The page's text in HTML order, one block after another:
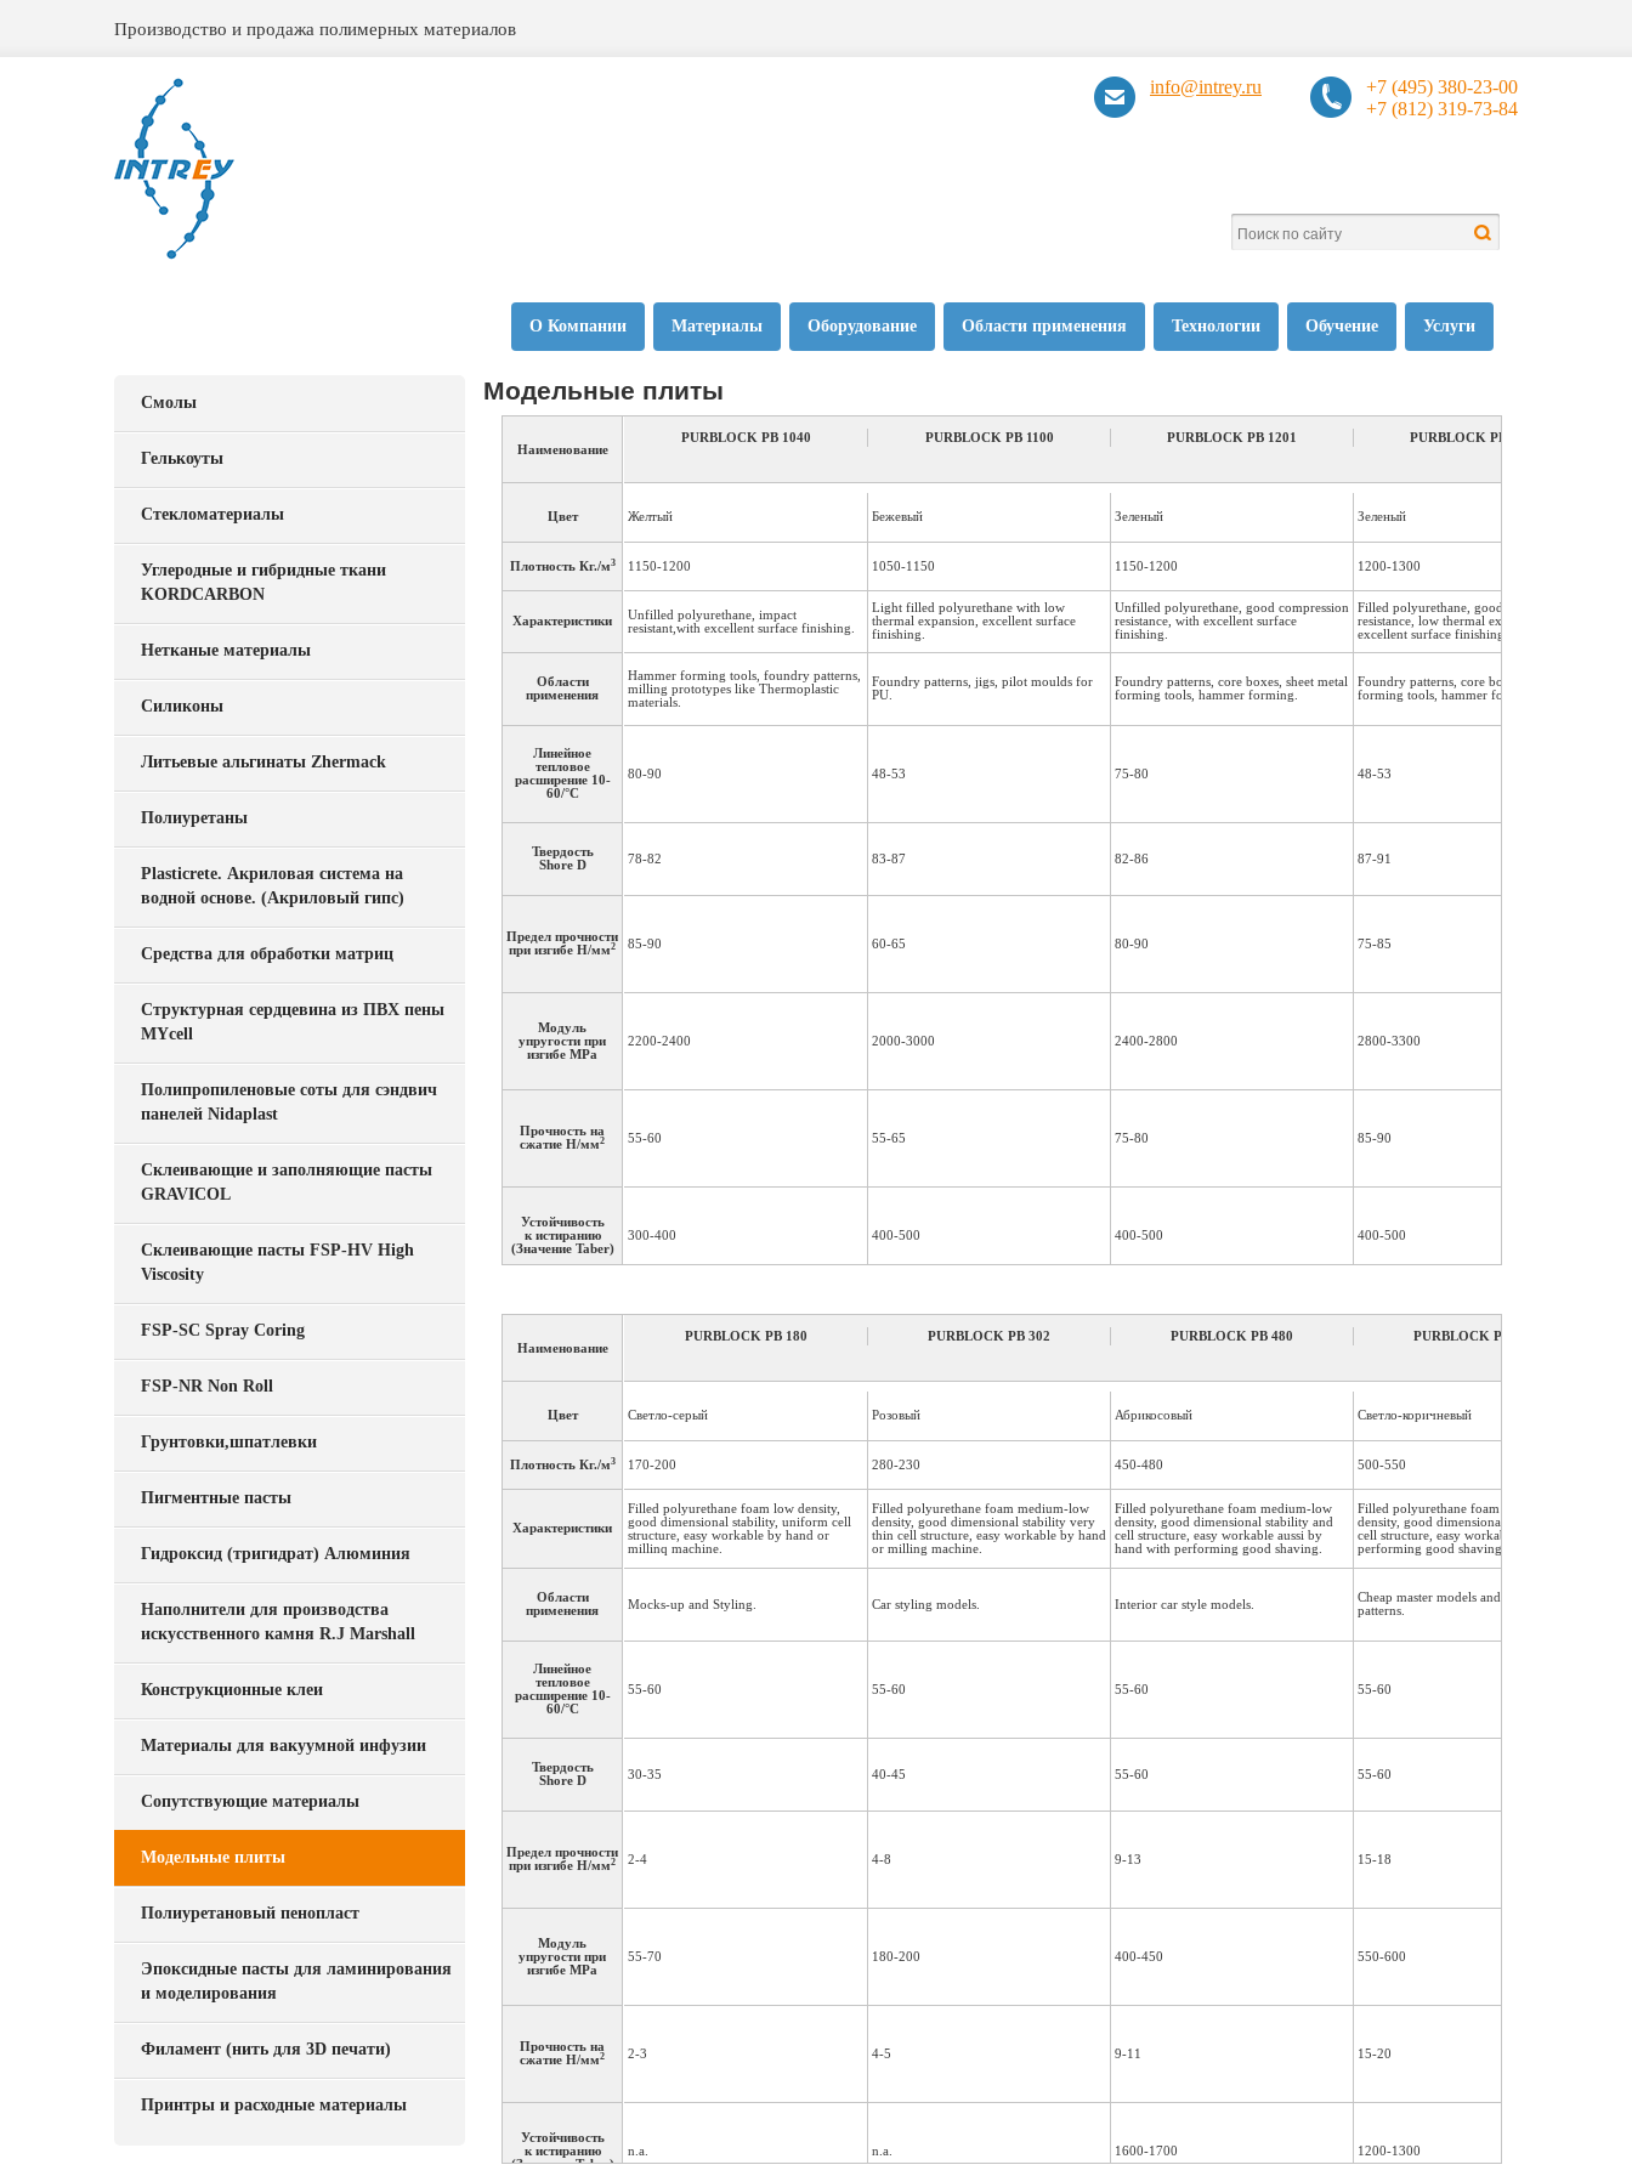
Производство и продажа полимерных материалов
+7 (495) 380-23-00
+7 (812) 319-73-84
info@intrey.ru
О Компании Материалы Оборудование Области применения Технологии Обучение Услуги
Смолы
Гелькоуты
Стекломатериалы
Углеродные и гибридные ткани
KORDCARBON
Нетканые материалы
Силиконы
Литьевые альгинаты Zhermack
Полиуретаны
Plasticrete. Акриловая система на
водной основе. (Акриловый гипс)
Средства для обработки матриц
Структурная сердцевина из ПВХ пены
MYcell
Полипропиленовые соты для сэндвич
панелей Nidaplast
Склеивающие и заполняющие пасты
GRAVICOL
Склеивающие пасты FSP-HV High
Viscosity
FSP-SC Spray Coring
FSP-NR Non Roll
Грунтовки,шпатлевки
Пигментные пасты
Гидроксид (тригидрат) Алюминия
Наполнители для производства
искусственного камня R.J Marshall
Конструкционные клеи
Материалы для вакуумной инфузии
Сопутствующие материалы
Модельные плиты
Полиуретановый пенопласт
Эпоксидные пасты для ламинирования
и моделирования
Филамент (нить для 3D печати)
Принтры и расходные материалы
Модельные плиты
Наименование
Цвет
Плотность Кг./м3
Характеристики
Области
применения
Линейное
тепловое
расширение 10-
60/°C
Твердость
Shore D
Предел прочности
при изгибе Н/мм2
Модуль
упругости при
изгибе MPa
Прочность на
сжатие Н/мм2
Устойчивость
к истиранию
(Значение Taber)
May be bonded
PURBLOCK PB 1040 PURBLOCK PB 1100 PURBLOCK PB 1201 PURBLOCK PB 1250
Желтый Бежевый Зеленый Зеленый
1150-1200 1050-1150 1150-1200 1200-1300
Unfilled polyurethane, impact
resistant,with excellent surface finishing.
Light filled polyurethane with low
thermal expansion, excellent surface
finishing.
Unfilled polyurethane, good compression
resistance, with excellent surface
finishing.
Filled polyurethane, good compression
resistance, low thermal expansion, with
excellent surface finishing.
Hammer forming tools, foundry patterns,
milling prototypes like Thermoplastic
materials.
Foundry patterns, jigs, pilot moulds for
PU.
Foundry patterns, core boxes, sheet metal
forming tools, hammer forming.
Foundry patterns, core boxes, sheet metal
forming tools, hammer forming.
80-90 48-53 75-80 48-53
78-82 83-87 82-86 87-91
85-90 60-65 80-90 75-85
2200-2400 2000-3000 2400-2800 2800-3300
55-60 55-65 75-80 85-90
300-400 400-500 400-500 400-500
3 1000x500x75=37,5 дм 3 1500x500x75=56,25 дм
1500x500x30=22,5 дм
Наименование
Цвет
Плотность Кг./м3
Характеристики
Области
применения
Линейное
тепловое
расширение 10-
60/°C
Твердость
Shore D
Предел прочности
при изгибе Н/мм2
Модуль
упругости при
изгибе MPa
Прочность на
сжатие Н/мм2
Устойчивость
к истиранию
(Значение Taber)
PURBLOCK PB 180 PURBLOCK PB 302 PURBLOCK PB 480 PURBLOCK PB 550
Светло-серый Розовый Абрикосовый Светло-коричневый
170-200 280-230 450-480 500-550
Filled polyurethane foam low density,
good dimensional stability, uniform cell
structure, easy workable by hand or
millinq machine.
Filled polyurethane foam medium-low
density, good dimensional stability very
thin cell structure, easy workable by hand
or milling machine.
Filled polyurethane foam medium-low
density, good dimensional stability and
cell structure, easy workable aussi by
hand with performing good shaving.
Filled polyurethane foam medium
density, good dimensional stability and
cell structure, easy workable with
performing good shaving.
Mocks-up and Styling. Car styling models. Interior car style models.
Cheap master models and foundry
patterns.
55-60 55-60 55-60 55-60
30-35 40-45 55-60 55-60
2-4 4-8 9-13 15-18
55-70 180-200 400-450 550-600
2-3 4-5 9-11 15-20
n.a. n.a. 1600-1700 1200-1300